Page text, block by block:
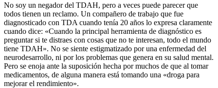
No soy un negador del TDAH, pero a veces puede parecer que
todos tienen un reclamo. Un compañero de trabajo que fue
diagnosticado con TDA cuando tenía 20 años lo expresa claramente
cuando dice: «Cuando la principal herramienta de diagnóstico es
preguntar si te distraes con cosas que no te interesan, todo el mundo
tiene TDAH». No se siente estigmatizado por una enfermedad del
neurodesarrollo, ni por los problemas que genera en su salud mental.
Pero se enoja ante la suposición hecha por muchos de que al tomar
medicamentos, de alguna manera está tomando una «droga para
mejorar el rendimiento».